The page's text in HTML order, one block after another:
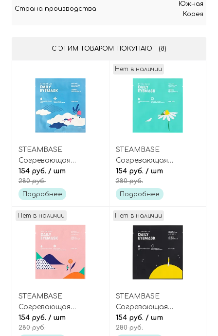
Страна производства
Южная
Корея
С ЭТИМ ТОВАРОМ ПОКУПАЮТ (8)
STEAMBASE
Согревающая
паровая маска для
глаз «Пушистое
облако» Daily Eye
154 руб. / шт
280 руб.
Подробнее
Нет в наличии
STEAMBASE
Согревающая
паровая маска для
глаз «Ромашка» Daily
Eye Mask Camomile
154 руб. / шт
280 руб.
Подробнее
Нет в наличии
STEAMBASE
Согревающая
паровая маска для
глаз «Розовый сад»
154 руб. / шт
280 руб.
Нет в наличии
STEAMBASE
Согревающая
паровая маска для
глаз «Спокойной
154 руб. / шт
280 руб.